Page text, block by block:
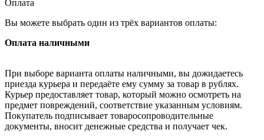
Оплата
Вы можете выбрать один из трёх вариантов оплаты:
Оплата наличными
При выборе варианта оплаты наличными, вы дожидаетесь
приезда курьера и передаёте ему сумму за товар в рублях.
Курьер предоставляет товар, который можно осмотреть на
предмет повреждений, соответствие указанным условиям.
Покупатель подписывает товаросопроводительные
документы, вносит денежные средства и получает чек.